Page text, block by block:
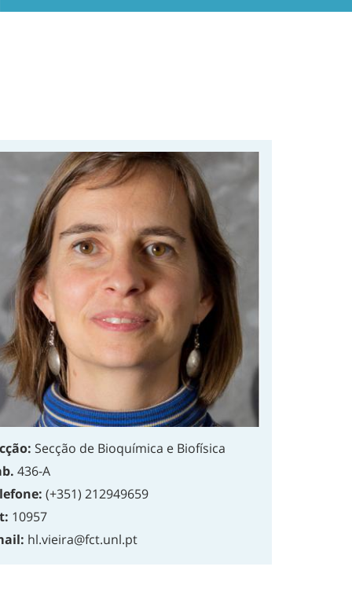
Secção de Bioquímica e Biofísica
436-A
(+351) 212949659
10957
hl.vieira@fct.unl.pt